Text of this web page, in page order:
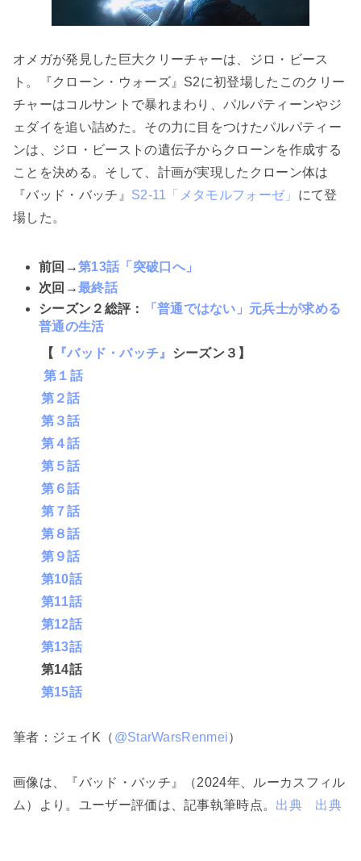
オメガが発見した巨大クリーチャーは、ジロ・ビース
ト。『クローン・ウォーズ』S2に初登場したこのクリー
チャーはコルサントで暴れまわり、パルパティーンやジ
ェダイを追い詰めた。その力に目をつけたパルパティー
ンは、ジロ・ビーストの遺伝子からクローンを作成する
ことを決める。そして、計画が実現したクローン体は
『バッド・バッチ』 S2-11「メタモルフォーゼ」 にて登
場した。
前回→第13話「突破口へ」
次回→最終話
シーズン２総評 ：
「普通ではない」元兵士が求める
普通の生活
【
『バッド・バッチ』 シーズン３】
第１話
第２話
第３話
第４話
第５話
第６話
第７話
第８話
第９話
第10話
第11話
第12話
第13話
第14話
第15話
筆者：ジェイK（ @StarWarsRenmei）
画像は、『バッド・バッチ』（2024年、ルーカスフィル
ム）より。ユーザー評価は、記事執筆時点。 出典 出典